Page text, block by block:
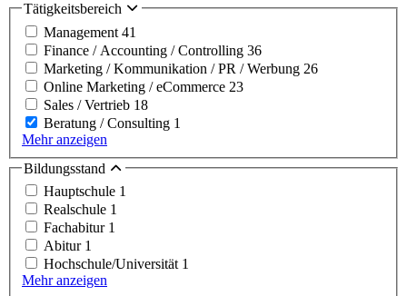
Tätigkeitsbereich
Management 41
Finance / Accounting / Controlling 36
Marketing / Kommunikation / PR / Werbung 26
Online Marketing / eCommerce 23
Sales / Vertrieb 18
Beratung / Consulting 1
Mehr anzeigen
Bildungsstand
Hauptschule 1
Realschule 1
Fachabitur 1
Abitur 1
Hochschule/Universität 1
Mehr anzeigen